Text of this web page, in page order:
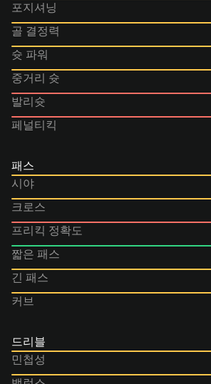
포지셔닝
골 결정력
슛 파워
중거리 슛
발리슛
페널티킥
패스
시야
크로스
프리킥 정확도
짧은 패스
긴 패스
커브
드리블
민첩성